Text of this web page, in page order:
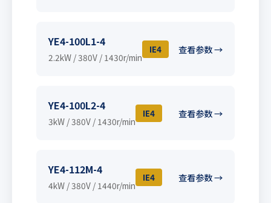
YE4-100L1-4
2.2kW / 380V / 1430r/min
IE4 查看参数 →
YE4-100L2-4
3kW / 380V / 1430r/min
IE4 查看参数 →
YE4-112M-4
4kW / 380V / 1440r/min
IE4 查看参数 →